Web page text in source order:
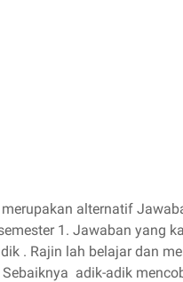
alternatif
1. Jawaban yang
. Rajin lah belajar dan
adik-adik